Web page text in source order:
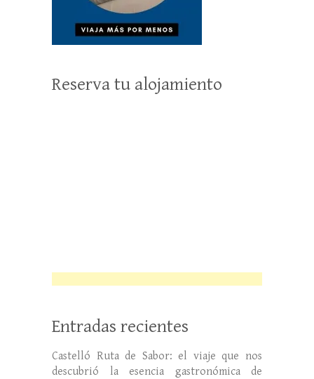
Reserva tu alojamiento
Entradas recientes
Castelló Ruta de Sabor: el viaje que nos
descubrió la esencia gastronómica de